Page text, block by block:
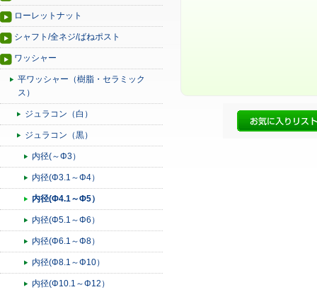
ローレットナット
シャフト/全ネジ/ばねポスト
ワッシャー
平ワッシャー（樹脂・セラミック
ス）
ジュラコン（白）
ジュラコン（黒）
内径(～Φ3）
内径(Φ3.1～Φ4）
内径(Φ4.1～Φ5）
内径(Φ5.1～Φ6）
内径(Φ6.1～Φ8）
内径(Φ8.1～Φ10）
内径(Φ10.1～Φ12）